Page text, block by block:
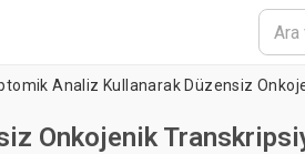
Onkojenik